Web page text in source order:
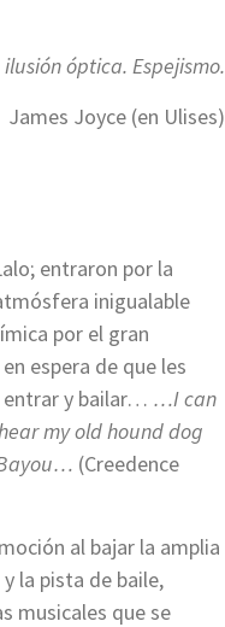
óptica. Espejismo.
James Joyce (en Ulises)
entraron por la
inigualable
por el gran
espera de que les
entrar y bailar… …I can
my old hound dog
(Creedence
al bajar la amplia
la pista de baile,
musicales que se